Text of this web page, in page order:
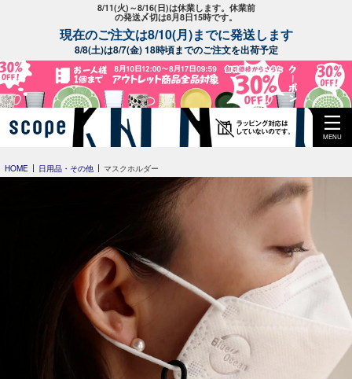
8/11(火)～8/16(日)は休業します。休業前
の発送〆切は8月8日15時です。
現在のご注文は8/10(月)までに発送します
8/8(土)は8/7(金) 18時頃までのご注文を出荷予定
MENU
HOME 日用品・その他 マスクホルダー